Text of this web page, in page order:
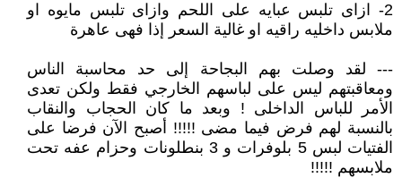
2- ازاى تلبس عبايه على اللحم وازاى تلبس مايوه او
ملابس داخليه راقيه او غالية السعر إذا فهى عاهرة
--- لقد وصلت بهم البجاحة إلى حد محاسبة الناس
ومعاقبتهم ليس على لباسهم الخارجي فقط ولكن تعدى
الأمر للباس الداخلى ! وبعد ما كان الحجاب والنقاب
بالنسبة لهم فرض فيما مضى !!!!! أصبح الآن فرضا على
الفتيات لبس 5 بلوفرات و 3 بنطلونات وحزام عفه تحت
ملابسهم !!!!!